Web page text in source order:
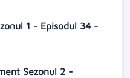
1 - Episodul 34 -
Sezonul 2 -